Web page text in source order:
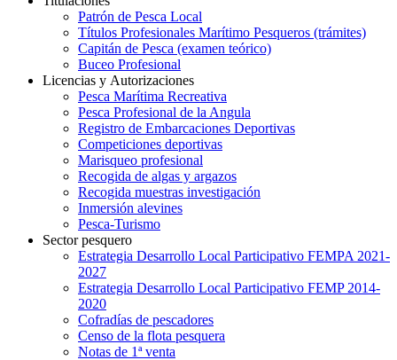
Patrón de Pesca Local
Títulos Profesionales Marítimo Pesqueros (trámites)
Capitán de Pesca (examen teórico)
Buceo Profesional
Licencias y Autorizaciones
Pesca Marítima Recreativa
Pesca Profesional de la Angula
Registro de Embarcaciones Deportivas
Competiciones deportivas
Marisqueo profesional
Recogida de algas y argazos
Recogida muestras investigación
Inmersión alevines
Pesca-Turismo
Sector pesquero
Estrategia Desarrollo Local Participativo FEMPA 2021-
2027
Estrategia Desarrollo Local Participativo FEMP 2014-
2020
Cofradías de pescadores
Censo de la flota pesquera
Notas de 1ª venta